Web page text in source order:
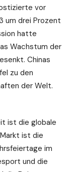
vor
um drei Prozent
hatte
Wachstum der
Chinas
zu den
der Welt.
ist die globale
ist die
im
und die